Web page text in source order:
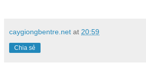
caygiongbentre.net at 20:59
Chia sẻ